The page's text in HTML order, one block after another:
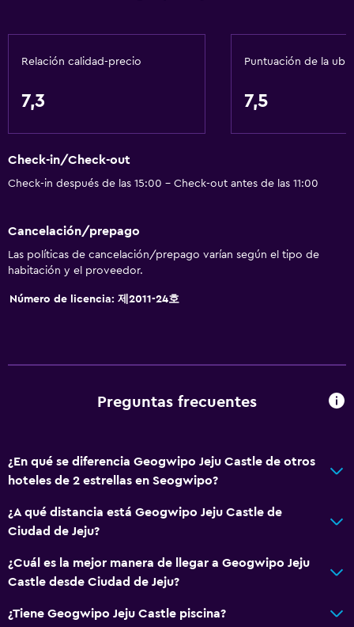
Relación calidad-precio
7,3
Puntuación de la
7,5
Check-in/Check-out
Check-in después de las 15:00 - Check-out antes de las 11:00
Cancelación/prepago
Las políticas de cancelación/prepago varían según el tipo de
habitación y el proveedor.
Número de licencia: 제2011-24호
Preguntas frecuentes
¿En qué se diferencia Geogwipo Jeju Castle de otros
hoteles de 2 estrellas en Seogwipo?
¿A qué distancia está Geogwipo Jeju Castle de
Ciudad de Jeju?
¿Cuál es la mejor manera de llegar a Geogwipo Jeju
Castle desde Ciudad de Jeju?
¿Tiene Geogwipo Jeju Castle piscina?